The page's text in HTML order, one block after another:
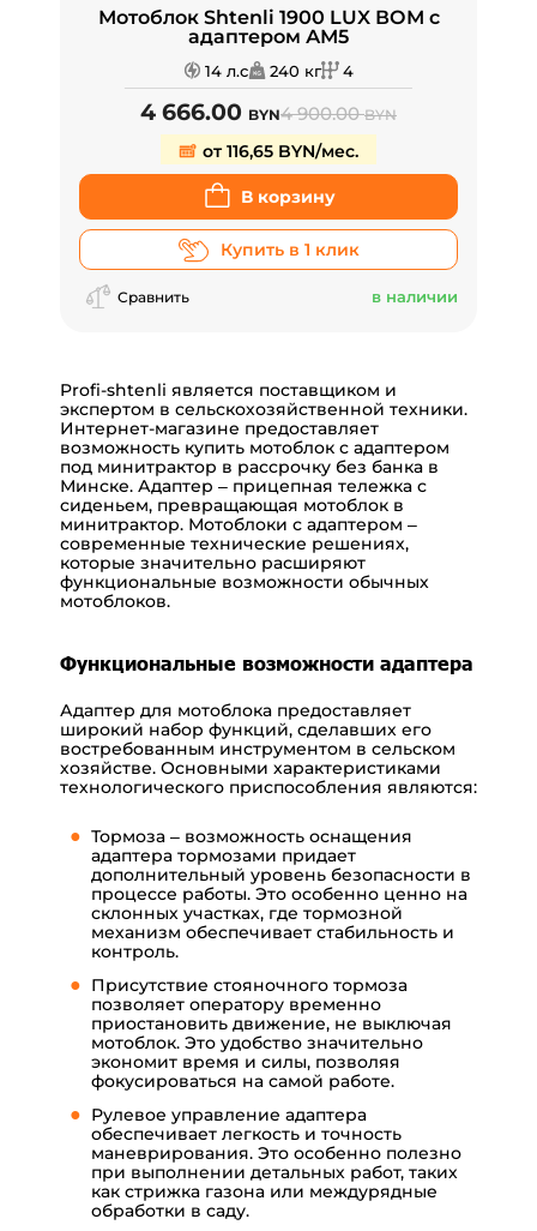
Мотоблок Shtenli 1900 LUX ВОМ с
адаптером АМ5
14 л.с 240 кг 4
4 666.00 BYN4 900.00BYN
от 116,65 BYN/мес.
В корзину
Купить в 1 клик
Сравнить в наличии
Profi-shtenli является поставщиком и
экспертом в сельскохозяйственной техники.
Интернет-магазине предоставляет
возможность купить мотоблок с адаптером
под минитрактор в рассрочку без банка в
Минске. Адаптер – прицепная тележка с
сиденьем, превращающая мотоблок в
минитрактор. Мотоблоки с адаптером –
современные технические решениях,
которые значительно расширяют
функциональные возможности обычных
мотоблоков.
Функциональные возможности адаптера
Адаптер для мотоблока предоставляет
широкий набор функций, сделавших его
востребованным инструментом в сельском
хозяйстве. Основными характеристиками
технологического приспособления являются:
Тормоза – возможность оснащения
адаптера тормозами придает
дополнительный уровень безопасности в
процессе работы. Это особенно ценно на
склонных участках, где тормозной
механизм обеспечивает стабильность и
контроль.
Присутствие стояночного тормоза
позволяет оператору временно
приостановить движение, не выключая
мотоблок. Это удобство значительно
экономит время и силы, позволяя
фокусироваться на самой работе.
Рулевое управление адаптера
обеспечивает легкость и точность
маневрирования. Это особенно полезно
при выполнении детальных работ, таких
как стрижка газона или междурядные
обработки в саду.